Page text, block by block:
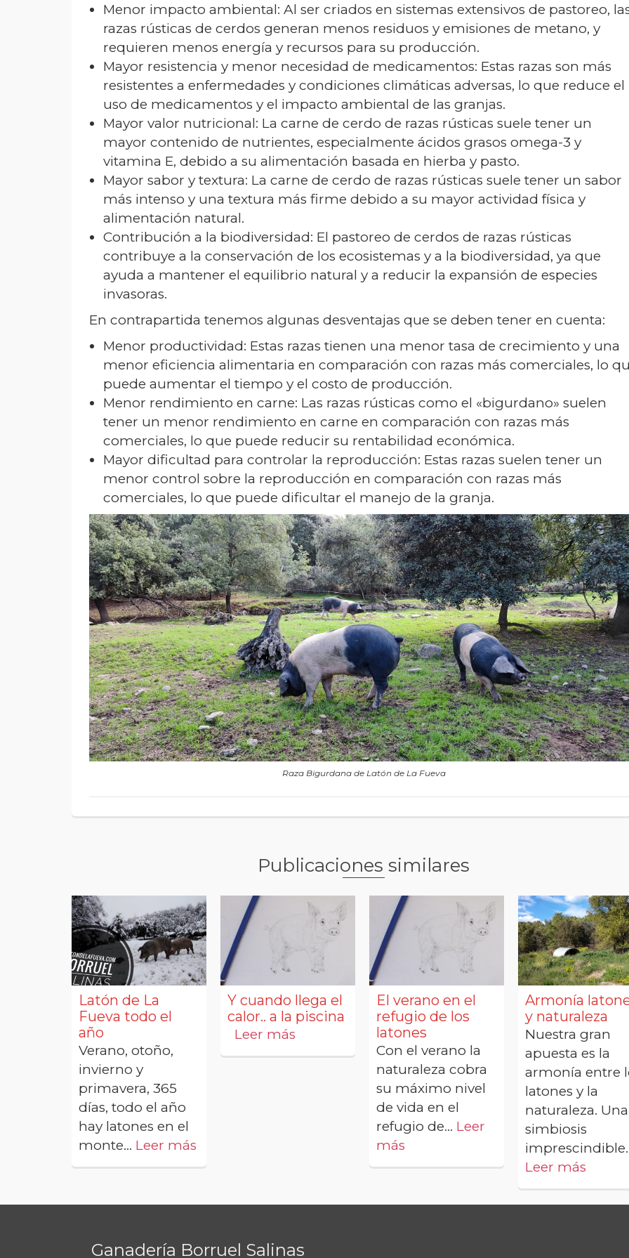
Menor impacto ambiental: Al ser criados en sistemas extensivos de pastoreo,
razas rústicas de cerdos generan menos residuos y emisiones de metano, y
requieren menos energía y recursos para su producción.
Mayor resistencia y menor necesidad de medicamentos: Estas razas son más
resistentes a enfermedades y condiciones climáticas adversas, lo que reduce el
uso de medicamentos y el impacto ambiental de las granjas.
Mayor valor nutricional: La carne de cerdo de razas rústicas suele tener un
mayor contenido de nutrientes, especialmente ácidos grasos omega-3 y
vitamina E, debido a su alimentación basada en hierba y pasto.
Mayor sabor y textura: La carne de cerdo de razas rústicas suele tener un sabor
más intenso y una textura más firme debido a su mayor actividad física y
alimentación natural.
Contribución a la biodiversidad: El pastoreo de cerdos de razas rústicas
contribuye a la conservación de los ecosistemas y a la biodiversidad, ya que
ayuda a mantener el equilibrio natural y a reducir la expansión de especies
invasoras.
En contrapartida tenemos algunas desventajas que se deben tener en cuenta:
Menor productividad: Estas razas tienen una menor tasa de crecimiento y una
menor eficiencia alimentaria en comparación con razas más comerciales, lo
puede aumentar el tiempo y el costo de producción.
Menor rendimiento en carne: Las razas rústicas como el «bigurdano» suelen
tener un menor rendimiento en carne en comparación con razas más
comerciales, lo que puede reducir su rentabilidad económica.
Mayor dificultad para controlar la reproducción: Estas razas suelen tener un
menor control sobre la reproducción en comparación con razas más
comerciales, lo que puede dificultar el manejo de la granja.
Raza Bigurdana de Latón de La Fueva
Publicaciones similares
Latón de La
Fueva todo el
año
Verano, otoño,
invierno y
primavera, 365
días, todo el año
hay latones en el
monte... Leer más
Y cuando llega el
calor.. a la piscina
Leer más
El verano en el
refugio de los
latones
Con el verano la
naturaleza cobra
su máximo nivel
de vida en el
refugio de... Leer
más
Armonía
y naturaleza
Nuestra gran
apuesta es la
armonía entre
latones y la
naturaleza. Una
simbiosis
Leer más
Ganadería Borruel Salinas